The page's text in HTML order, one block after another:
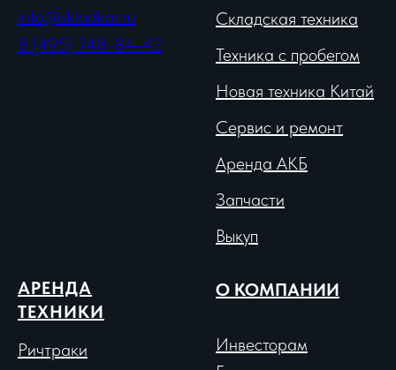
info@skladkar.ru
8 (495) 748-84-42
Складская техника
Техника с пробегом
Новая техника Китай
Сервис и ремонт
Аренда АКБ
Запчасти
Выкуп
АРЕНДА
ТЕХНИКИ
Ричтраки
О КОМПАНИИ
Инвесторам